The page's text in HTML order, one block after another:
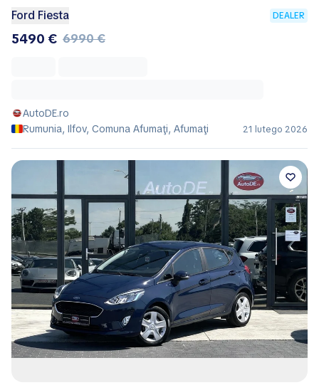
Ford Fiesta DEALER
5490 € 6990 €
AutoDE.ro
Rumunia, Ilfov, Comuna Afumaţi, Afumaţi
21 lutego 2026